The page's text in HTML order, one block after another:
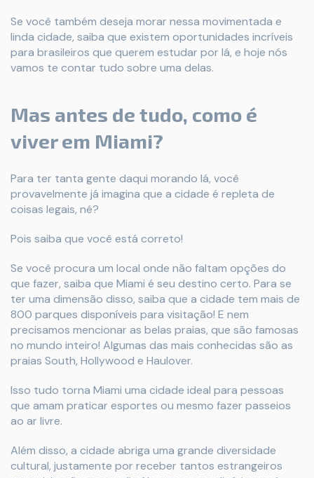
Se você também deseja morar nessa movimentada e
linda cidade, saiba que existem oportunidades incríveis
para brasileiros que querem estudar por lá, e hoje nós
vamos te contar tudo sobre uma delas.
Mas antes de tudo, como é
viver em Miami?
Para ter tanta gente daqui morando lá, você
provavelmente já imagina que a cidade é repleta de
coisas legais, né?
Pois saiba que você está correto!
Se você procura um local onde não faltam opções do
que fazer, saiba que Miami é seu destino certo. Para se
ter uma dimensão disso, saiba que a cidade tem mais de
800 parques disponíveis para visitação! E nem
precisamos mencionar as belas praias, que são famosas
no mundo inteiro! Algumas das mais conhecidas são as
praias South, Hollywood e Haulover.
Isso tudo torna Miami uma cidade ideal para pessoas
que amam praticar esportes ou mesmo fazer passeios
ao ar livre.
Além disso, a cidade abriga uma grande diversidade
cultural, justamente por receber tantos estrangeiros